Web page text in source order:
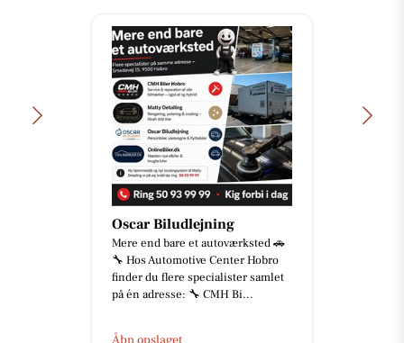
Oscar Biludlejning
Mere end bare et autoværksted 🚗
🔧 Hos Automotive Center Hobro
finder du flere specialister samlet
på én adresse: 🔧 CMH Bi...